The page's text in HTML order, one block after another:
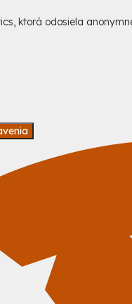
ktorá odosiela